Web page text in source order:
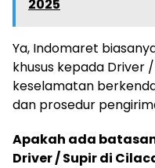
2025
Ya, Indomaret
khusus kepada Driver
keselamatan
dan prosedur
Apakah ada
Driver / Supir di